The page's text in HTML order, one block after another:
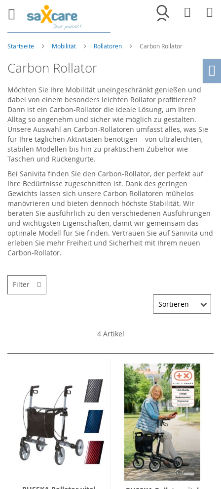
Merkliste
Startseite Mobilität Rollatoren Carbon Rollator
Carbon Rollator
Möchten Sie Ihre Mobilität uneingeschränkt genießen und
dabei von einem besonders leichten Rollator profitieren?
Dann ist ein Carbon-Rollator die ideale Lösung, um Ihren
Alltag so angenehm und sicher wie möglich zu gestalten.
Unsere Auswahl an Carbon-Rollatoren umfasst alles, was Sie
für Ihre täglichen Aktivitäten benötigen – von ultraleichten,
stabilen Modellen bis hin zu praktischem Zubehör wie
Taschen und Rückengurte.
Bei Sanivita finden Sie den Carbon-Rollator, der perfekt auf
Ihre Bedürfnisse zugeschnitten ist. Dank des geringen
Gewichts lassen sich unsere Carbon Rollatoren mühelos
manövrieren und bieten dennoch höchste Stabilität. Wir
beraten Sie ausführlich zu den verschiedenen Ausführungen
und wichtigsten Eigenschaften, damit wir gemeinsam das
optimale Modell für Sie finden. Vertrauen Sie auf Sanivita und
erleben Sie mehr Freiheit und Sicherheit mit Ihrem neuen
Carbon-Rollator.
4Artikel
Filter